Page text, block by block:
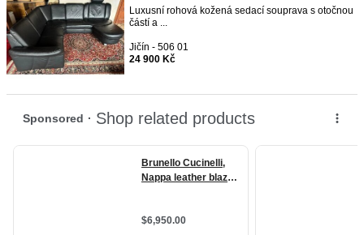
Luxusní rohová kožená sedací souprava s otočnou
částí a ...
Jičín - 506 01
24 900 Kč